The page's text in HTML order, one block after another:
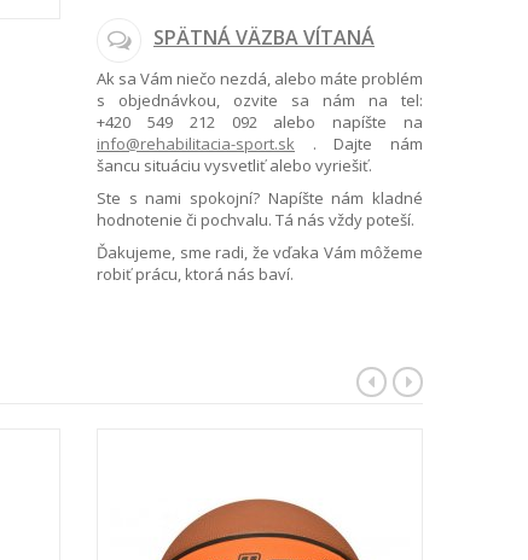
SPÄTNÁ VÄZBA VÍTANÁ
Ak sa Vám niečo nezdá, alebo máte problém
s objednávkou, ozvite sa nám na tel:
+420 549 212 092alebo napíšte na
info@rehabilitacia-sport.sk . Dajte nám
šancu situáciu vysvetliť alebo vyriešiť.
Ste s nami spokojní? Napíšte nám kladné
hodnotenie či pochvalu. Tá nás vždy poteší.
Ďakujeme, sme radi, že vďaka Vám môžeme
robiť prácu, ktorá nás baví.